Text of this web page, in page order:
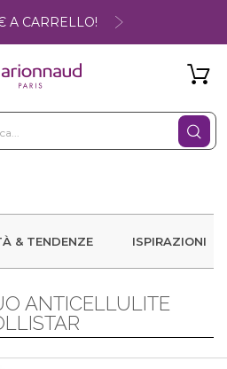
A CARRELLO!
& TENDENZE ISPIRAZIONI
ANTICELLULITE